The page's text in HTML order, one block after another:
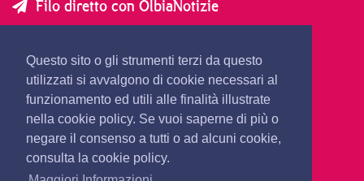
Questo sito o gli strumenti terzi da questo
utilizzati si avvalgono di cookie necessari al
funzionamento ed utili alle finalità illustrate
nella cookie policy. Se vuoi saperne di più o
negare il consenso a tutti o ad alcuni cookie,
consulta la cookie policy.
Filo diretto con OlbiaNotizie
SEGNALA UNA NOTIZIA
SEGNALA UN EVENTO
redazione@olbianotizie.it